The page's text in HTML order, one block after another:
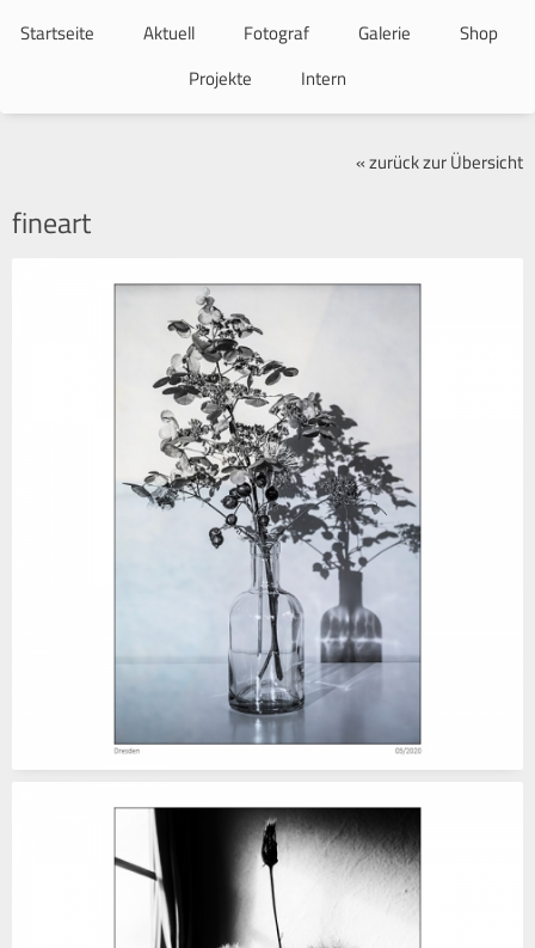
überspringen
Startseite Aktuell Fotograf Galerie
Shop
Projekte
Intern
« zurück zur Übersicht
fineart